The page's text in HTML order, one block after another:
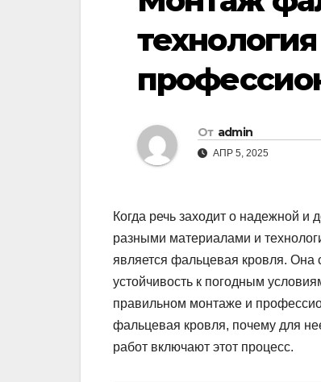
От admin
АПР 5, 2025
Когда речь заходит о надежной
разными материалами и
является фальцевая кровля. Она
устойчивость к погодным
правильном монтаже и
фальцевая кровля, почему для
работ включают этот процесс.